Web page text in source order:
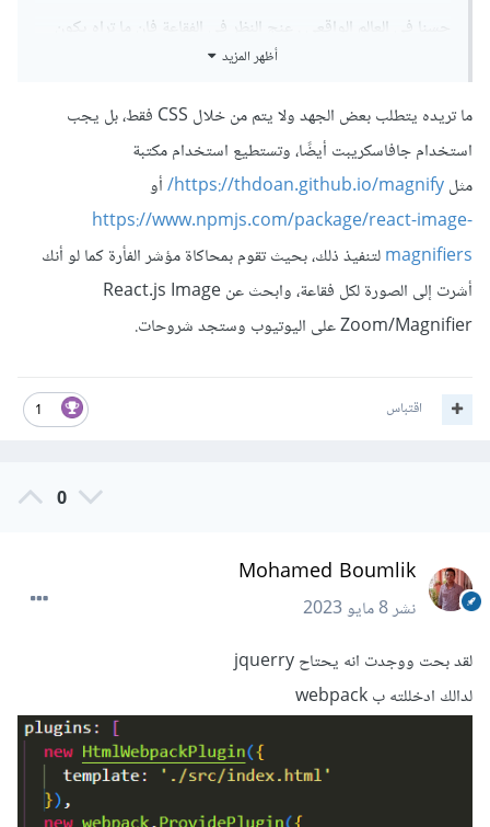
حسنا في العالم الواقعي . عنج النظر في الفقاعة فان ما تراه يكون
ا نا لا اريد تعديل حجم الفقاعة لاكن اريد شيءا قريبا من
أظهر المزيد
ما تريده يتطلب بعض الجهد ولا يتم من خلال CSS فقط، بل يجب
استخدام جافاسكريبت أيضًا، وتستطيع استخدام مكتبة
مثلhttps://thdoan.github.io/magnify/ أو
https://www.npmjs.com/package/react-image-
magnifiersلتنفيذ ذلك، بحيث تقوم بمحاكاة مؤشر الفأرة كما لو أنك
أشرت إلى الصورة لكل فقاعة، وابحث عن React.js Image
Zoom/Magnifier على اليوتيوب وستجد شروحات.
1 اقتباس
0
Mohamed Boumlik
نشر8 مايو 2023
لقد بحت ووجدت انه يحتاح jquerry
لدالك ادخللته ب webpack